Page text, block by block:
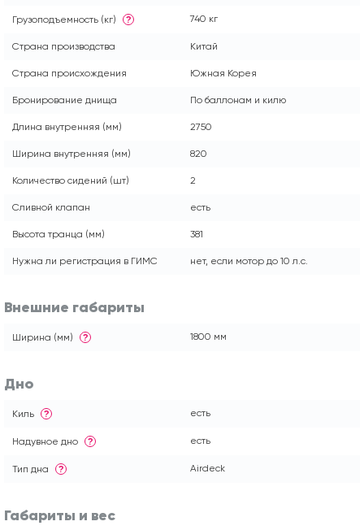
Грузоподъемность (кг) ? 740 кг
Страна производства Китай
Страна происхождения Южная Корея
Бронирование днища По баллонам и килю
Длина внутренняя (мм) 2750
Ширина внутренняя (мм) 820
Количество сидений (шт) 2
Сливной клапан есть
Высота транца (мм) 381
Нужна ли регистрация в ГИМС нет, если мотор до 10 л.с.
Внешние габариты
Ширина (мм) ? 1800 мм
Дно
Киль ? есть
Надувное дно ? есть
Тип дна ? Airdeck
Габариты и вес